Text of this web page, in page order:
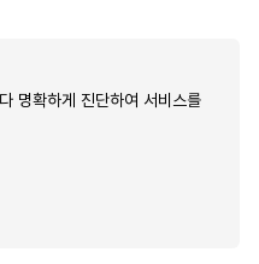
명확하게 진단하여 서비스를